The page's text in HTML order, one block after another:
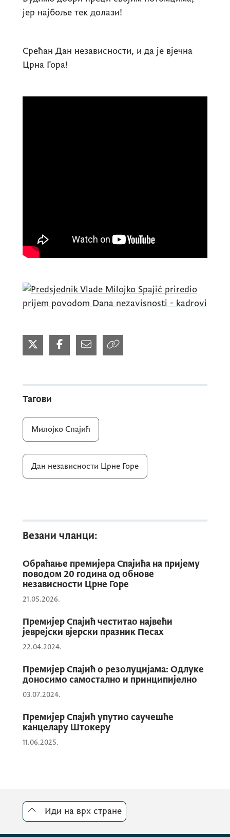
јер најбоље тек долази!
Срећан Дан независности, и да је вјечна
Црна Гора!
Тагови
Милојко Спајић
Дан независности Црне Горе
Везани чланци:
Обраћање премијера Спајића на пријему
поводом 20 година од обнове
независности Црне Горе
21.05.2026.
Премијер Спајић честитао највећи
јеврејски вјерски празник Песах
22.04.2024.
Премијер Спајић о резолуцијама: Одлуке
доносимо самостално и принципијелно
03.07.2024.
Премијер Спајић упутио саучешће
канцелару Штокеру
11.06.2025.
Иди на врх стране